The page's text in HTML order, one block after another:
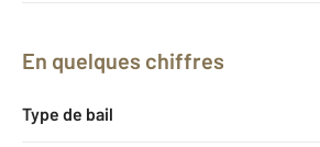
En quelques chiffres
Type de bail